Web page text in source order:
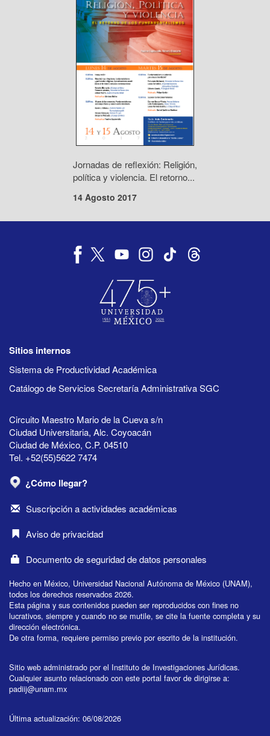
Jornadas de reflexión: Religión,
política y violencia. El retorno...
14 Agosto 2017
Sitios internos
Sistema de Productividad Académica
Catálogo de Servicios Secretaría Administrativa SGC
Circuito Maestro Mario de la Cueva s/n
Ciudad Universitaria, Alc. Coyoacán
Ciudad de México, C.P. 04510
Tel. +52(55)5622 7474
¿Cómo llegar?
Suscripción a actividades académicas
Aviso de privacidad
Documento de seguridad de datos personales
Hecho en México, Universidad Nacional Autónoma de México (UNAM),
todos los derechos reservados 2026.
Esta página y sus contenidos pueden ser reproducidos con fines no
lucrativos, siempre y cuando no se mutile, se cite la fuente completa y su
dirección electrónica.
De otra forma, requiere permiso previo por escrito de la institución.
Sitio web administrado por el Instituto de Investigaciones Jurídicas.
Cualquier asunto relacionado con este portal favor de dirigirse a:
padiij@unam.mx
Última actualización: 06/08/2026